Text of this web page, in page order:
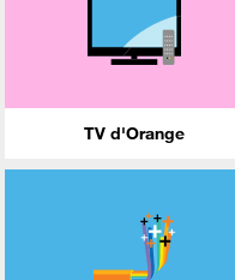
TV d'Orange